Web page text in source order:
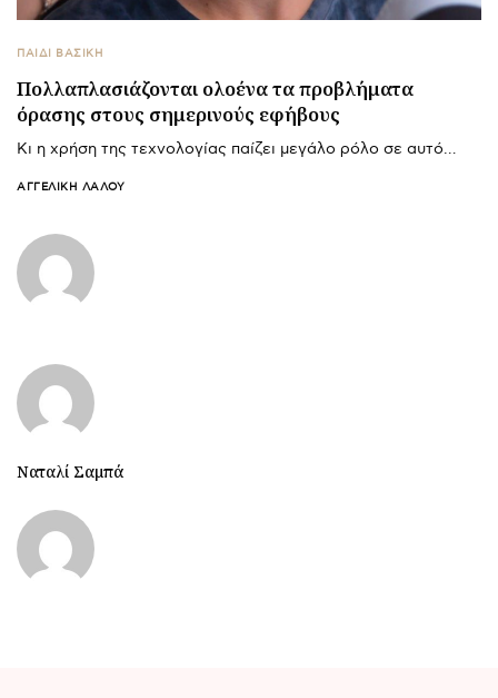
ΠΑΙΔΙ ΒΑΣΙΚΉ
Πολλαπλασιάζονται ολοένα τα προβλήματα
όρασης στους σημερινούς εφήβους
Κι η χρήση της τεχνολογίας παίζει μεγάλο ρόλο σε αυτό…
ΑΓΓΕΛΙΚΉ ΛΆΛΟΥ
Ναταλί Σαμπά